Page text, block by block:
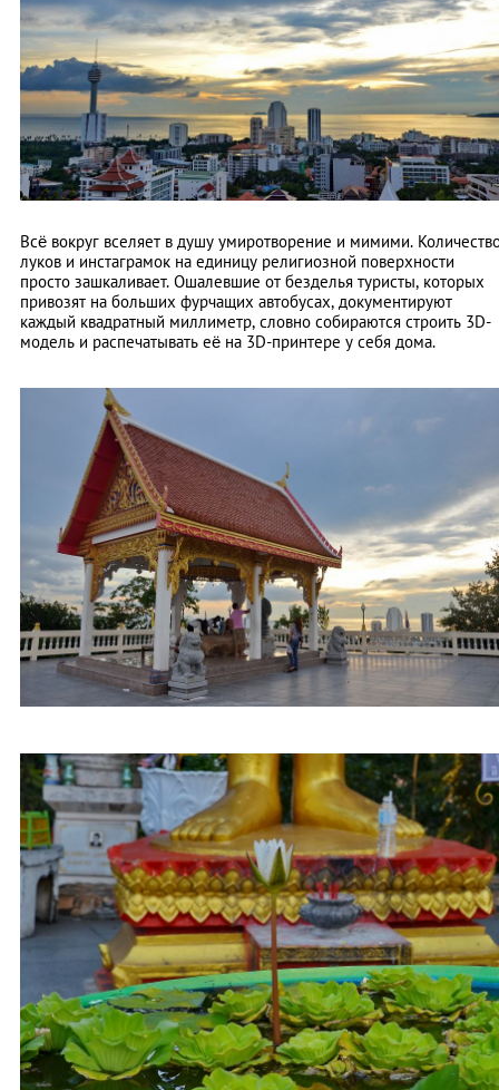
Всё вокруг вселяет в душу умиротворение и мимими.
луков и инстаграмок на единицу религиозной поверхности
просто зашкаливает. Ошалевшие от безделья туристы, которых
привозят на больших фурчащих автобусах, документируют
каждый квадратный миллиметр, словно собираются строить 3D-
модель и распечатывать её на 3D-принтере у себя дома.